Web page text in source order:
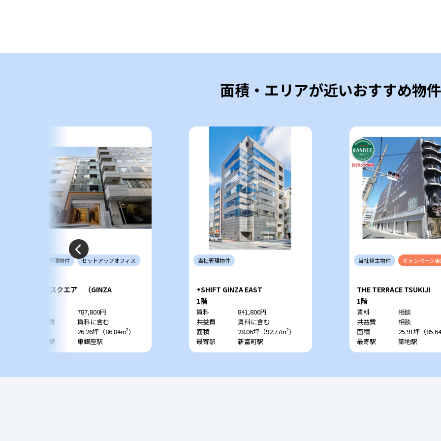
面積・エリアが近いおすすめ物件
管理物件 セットアップオフィス
銀座スクエア （GINZA
SQUARE）
787,800円
共益費
賃料に含む
26.26坪（86.84m²）
最寄駅
東銀座駅
当社管理物件
+SHIFT GINZA EAST
1階
賃料
841,800円
共益費
賃料に含む
面積
28.06坪（92.77m²）
最寄駅
新富町駅
当社貸主物件 キャンペーン
THE TERRACE TSUKIJI
1階
賃料
相談
共益費
相談
面積
25.91坪（
最寄駅
築地駅